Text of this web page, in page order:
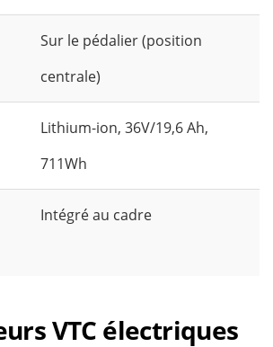
Sur le pédalier (position
centrale)
Lithium-ion, 36V/19,6 Ah,
711Wh
Intégré au cadre
VTC électriques